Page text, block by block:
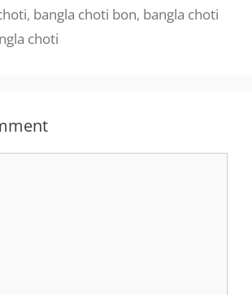
, bangla choti bon, bangla choti
choti